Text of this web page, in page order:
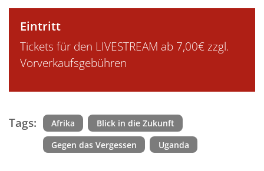
Eintritt
Tickets für den LIVESTREAM ab 7,00€ zzgl.
Vorverkaufsgebühren
Tags: Afrika
Blick in die Zukunft
Gegen das Vergessen
Uganda